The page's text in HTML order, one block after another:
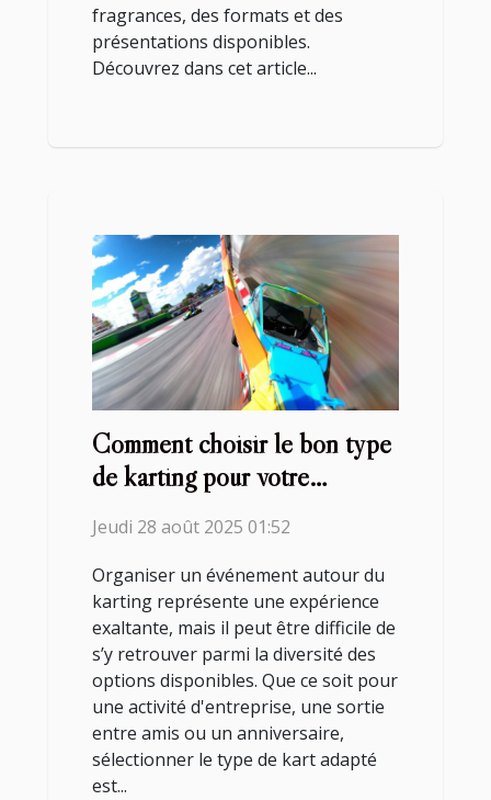
fragrances, des formats et des
présentations disponibles.
Découvrez dans cet article...
Comment choisir le bon type
de karting pour votre
Jeudi 28 août 2025 01:52
Organiser un événement autour du
karting représente une expérience
exaltante, mais il peut être difficile de
s’y retrouver parmi la diversité des
options disponibles. Que ce soit pour
une activité d'entreprise, une sortie
entre amis ou un anniversaire,
sélectionner le type de kart adapté
est...